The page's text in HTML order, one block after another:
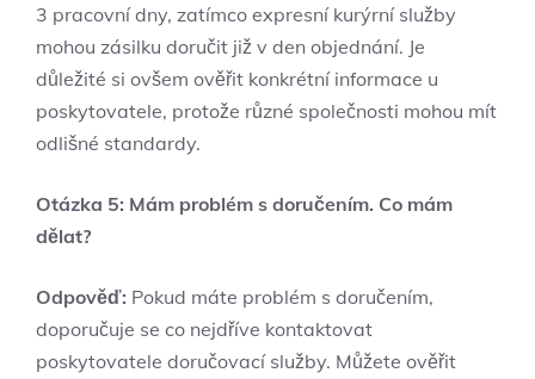
3 pracovní dny, zatímco expresní kurýrní služby
mohou zásilku doručit již v den objednání. Je
důležité si ovšem ověřit konkrétní informace u
poskytovatele, protože různé společnosti mohou mít
odlišné standardy.
Otázka 5: Mám problém s doručením. Co mám
dělat?
Odpověď: Pokud máte problém s doručením,
doporučuje se co nejdříve kontaktovat
poskytovatele doručovací služby. Můžete ověřit